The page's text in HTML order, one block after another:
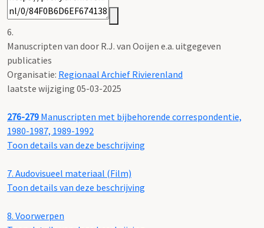
6.
Manuscripten van door R.J. van Ooijen e.a. uitgegeven
publicaties
Organisatie: Regionaal Archief Rivierenland
laatste wijziging 05-03-2025
276-279 Manuscripten met bijbehorende correspondentie,
1980-1987, 1989-1992
Toon details van deze beschrijving
7. Audovisueel materiaal (Film)
Toon details van deze beschrijving
8. Voorwerpen